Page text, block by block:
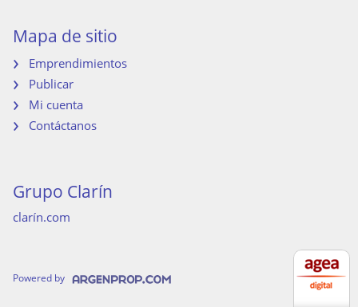
Mapa de sitio
Emprendimientos
Publicar
Mi cuenta
Contáctanos
Grupo Clarín
clarín.com
Powered by